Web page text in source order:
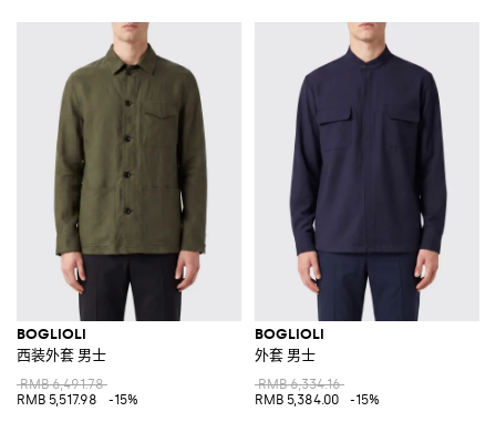
BOGLIOLI
西装外套 男士
RMB 6,491.78
RMB 5,517.98
-15%
BOGLIOLI
外套 男士
RMB 6,334.16
RMB 5,384.00
-15%